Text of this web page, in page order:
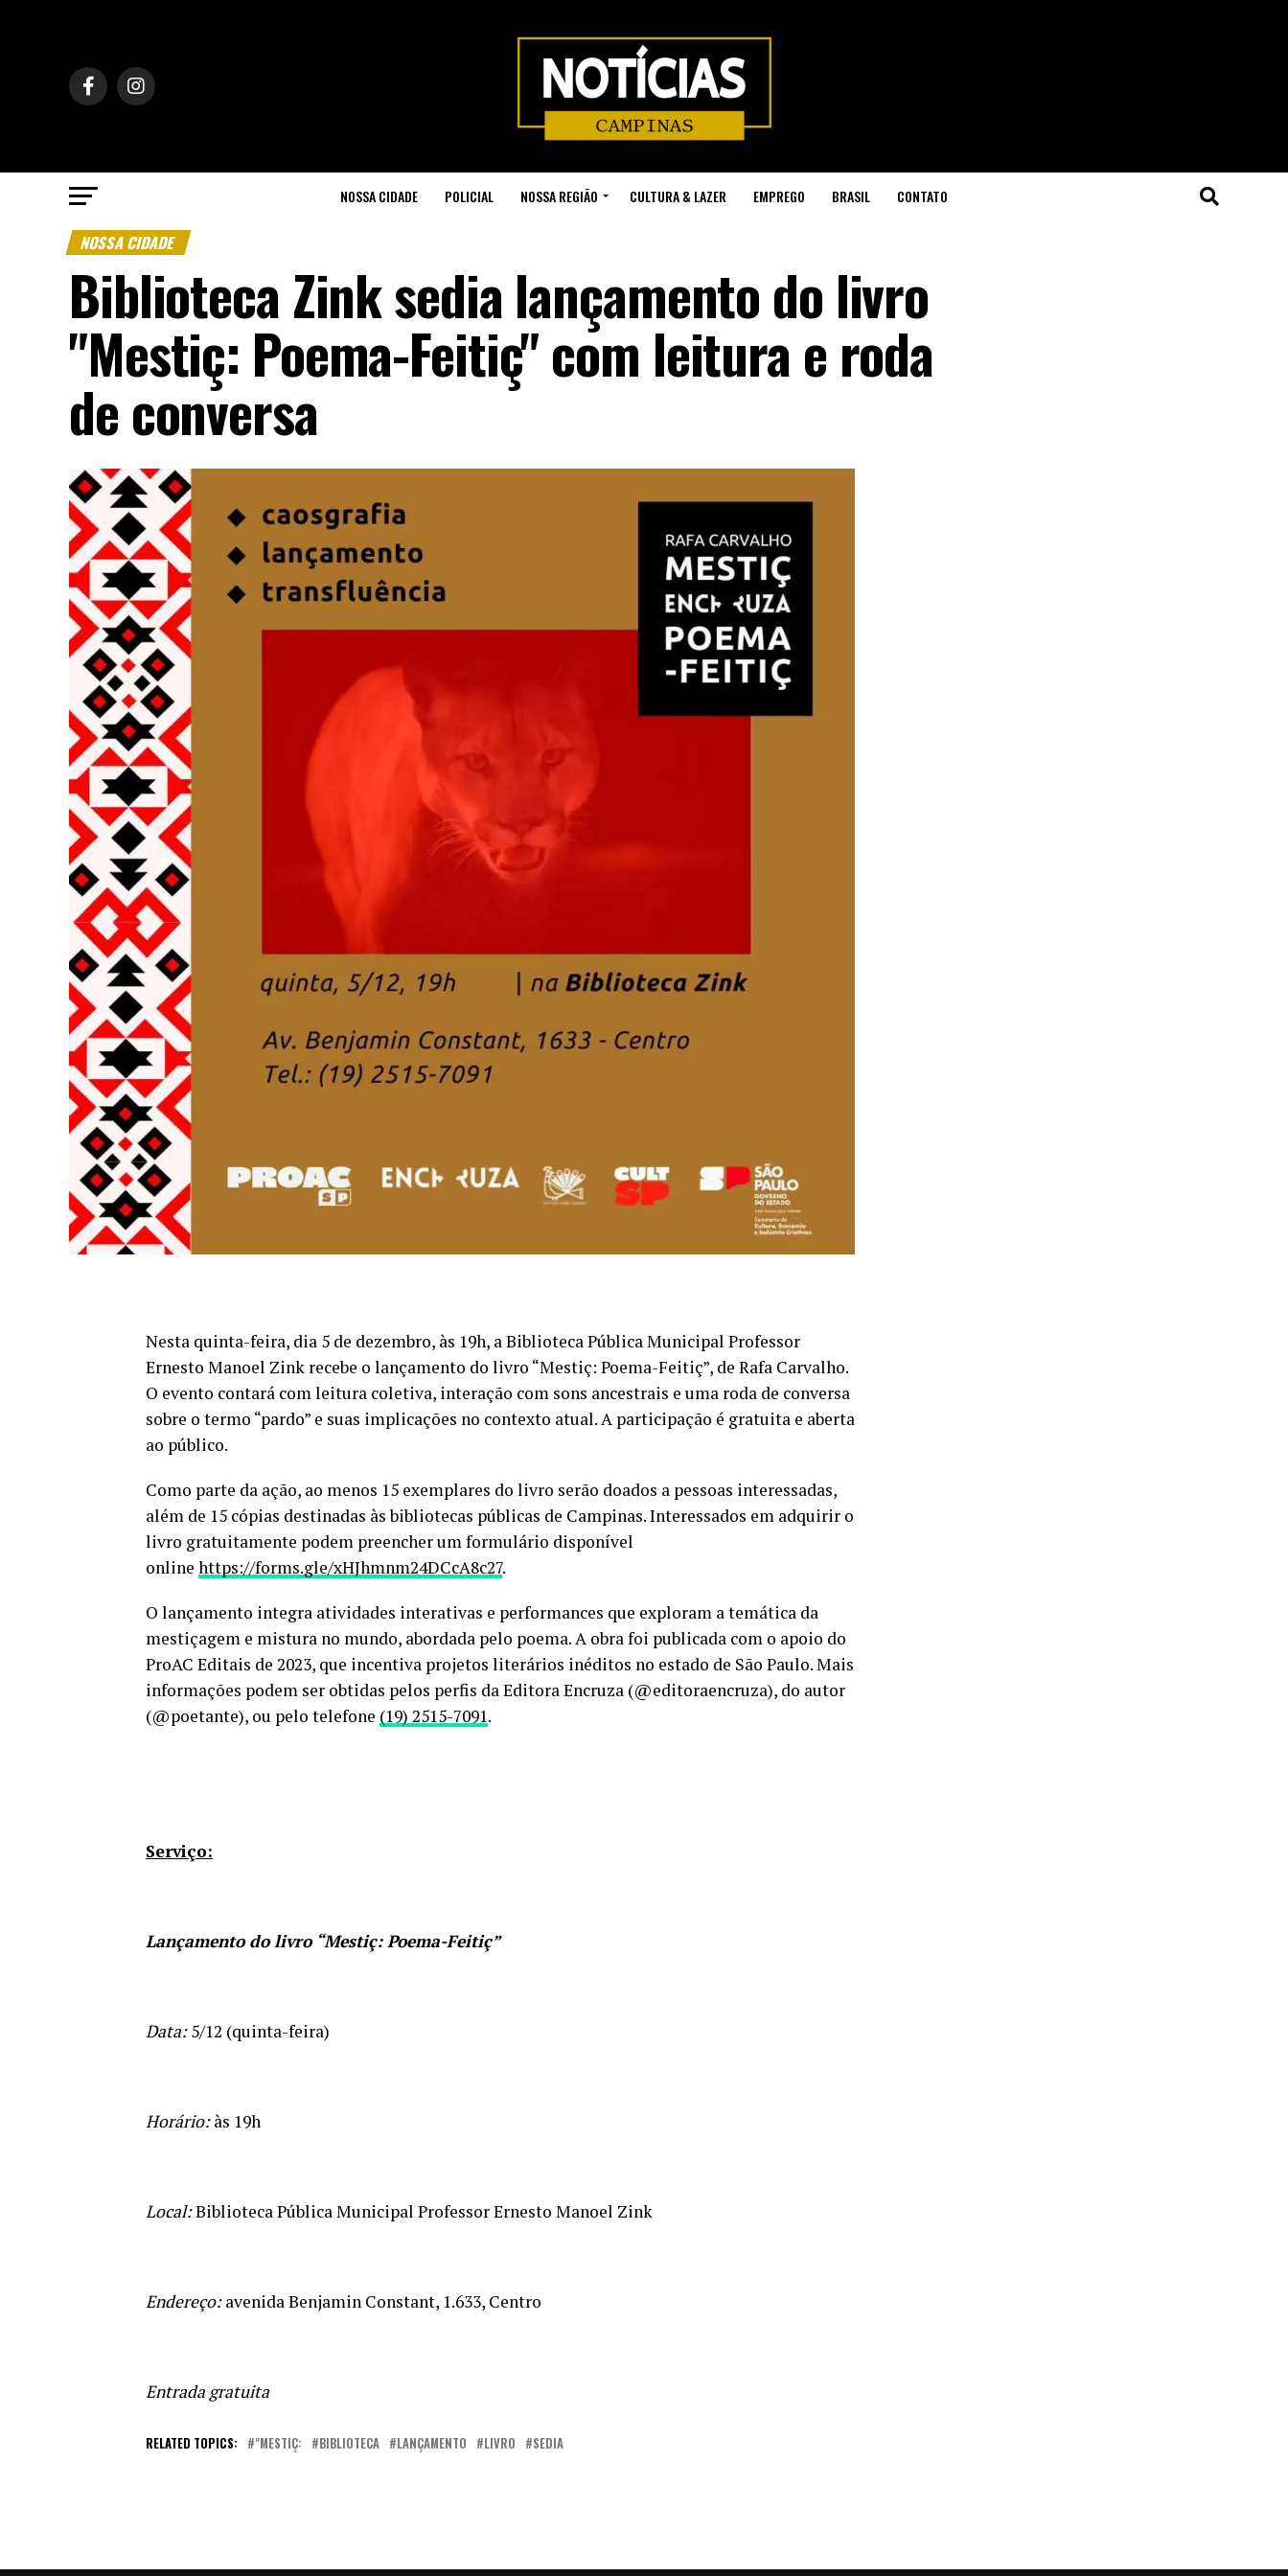
NOSSA CIDADE POLICIAL NOSSA REGIÃO CULTURA & LAZER EMPREGO BRASIL CONTATO
NOSSA CIDADE
Biblioteca Zink sedia lançamento do livro
"Mestiç: Poema-Feitiç" com leitura e roda
de conversa
Nesta quinta-feira, dia 5 de dezembro, às 19h, a Biblioteca Pública Municipal Professor
Ernesto Manoel Zink recebe o lançamento do livro “Mestiç: Poema-Feitiç”, de Rafa Carvalho.
O evento contará com leitura coletiva, interação com sons ancestrais e uma roda de conversa
sobre o termo “pardo” e suas implicações no contexto atual. A participação é gratuita e aberta
ao público.
Como parte da ação, ao menos 15 exemplares do livro serão doados a pessoas interessadas,
além de 15 cópias destinadas às bibliotecas públicas de Campinas. Interessados em adquirir o
livro gratuitamente podem preencher um formulário disponível
online https://forms.gle/xHJhmnm24DCcA8c27.
O lançamento integra atividades interativas e performances que exploram a temática da
mestiçagem e mistura no mundo, abordada pelo poema. A obra foi publicada com o apoio do
ProAC Editais de 2023, que incentiva projetos literários inéditos no estado de São Paulo. Mais
informações podem ser obtidas pelos perfis da Editora Encruza (@editoraencruza), do autor
(@poetante), ou pelo telefone (19) 2515-7091.
Serviço:
Lançamento do livro “Mestiç: Poema-Feitiç”
Data:5/12 (quinta-feira)
Horário:às 19h
Local:Biblioteca Pública Municipal Professor Ernesto Manoel Zink
Endereço:avenida Benjamin Constant, 1.633, Centro
Entrada gratuita
RELATED TOPICS: "MESTIÇ: BIBLIOTECA LANÇAMENTO LIVRO SEDIA